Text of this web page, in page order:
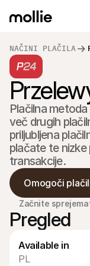
NAČINI PLAČILA
Plačilna
več drugih
priljubljena
plačate te nizke
transakcije.
Omogoči
Začnite
Pregled
Available in
PL
Partnerji
Spoznajte naš